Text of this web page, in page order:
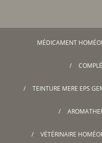
MÉDICAMENT
TEINTURE MERE EPS
VÉTÉRINAIRE